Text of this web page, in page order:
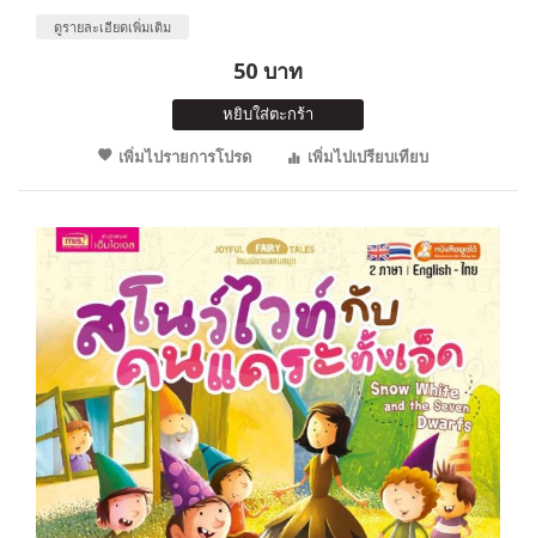
ดูรายละเอียดเพิ่มเติม
50 บาท
หยิบใส่ตะกร้า
เพิ่มไปรายการโปรด
เพิ่มไปเปรียบเทียบ